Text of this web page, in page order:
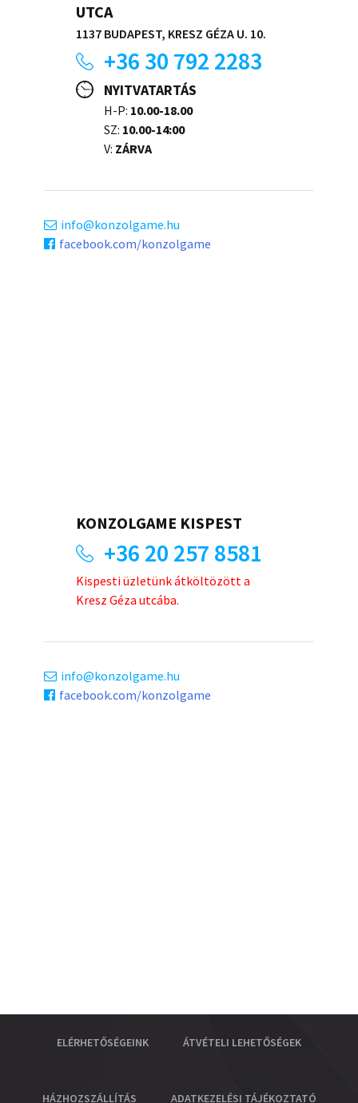
UTCA
1137 BUDAPEST, KRESZ GÉZA U. 10.
+36 30 792 2283
NYITVATARTÁS
H-P: 10.00-18.00
SZ: 10.00-14:00
V: ZÁRVA
info
konzolgame.hu
facebook.com/konzolgame
KONZOLGAME KISPEST
+36 20 257 8581
Kispesti üzletünk átköltözött a
Kresz Géza utcába.
info
konzolgame.hu
facebook.com/konzolgame
ELÉRHETŐSÉGEINK ÁTVÉTELI LEHETŐSÉGEK
HÁZHOZSZÁLLÍTÁS ADATKEZELÉSI TÁJÉKOZTATÓ